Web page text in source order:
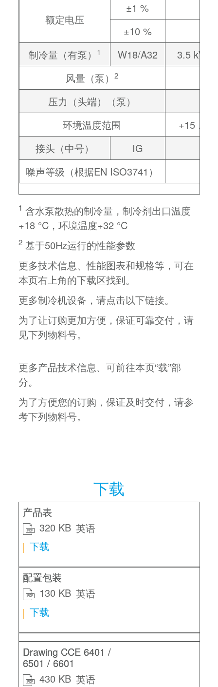
额定电压
±1 %
±10 %
制冷量（有泵）
1 W18/A32
3.5 kW
风量（泵）
2
压力（头端）（泵）
环境温度范围
+15 …
接头（中号）
IG
噪声等级（根据EN ISO3741）
1 含水泵散热的制冷量，制冷剂出口温度
+18 °C，环境温度+32 °C
2基于50Hz运行的性能参数
更多技术信息、性能图表和规格等，可在
本页右上角的下载区找到。
更多制冷机设备，请点击以下链接。
为了让订购更加方便，保证可靠交付，请
见下列物料号。
更多产品技术信息、可前往本页“载”部
分。
为了方便您的订购，保证及时交付，请参
考下列物料号。
下载
产品表
英语
PDF
320 KB
下载
配置包装
英语
PDF
130 KB
下载
Drawing CCE 6401 /
6501 / 6601
英语
PDF 430 KB